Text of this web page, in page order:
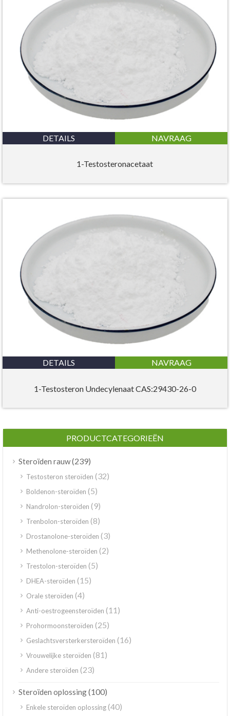
DETAILS NAVRAAG
1-Testosteronacetaat
DETAILS NAVRAAG
1-Testosteron Undecylenaat CAS:29430-26-0
PRODUCTCATEGORIEËN
Steroïden rauw(239)
Testosteron steroïden (32)
Boldenon-steroïden (5)
Nandrolon-steroïden (9)
Trenbolon-steroïden (8)
Drostanolone-steroïden (3)
Methenolone-steroïden (2)
Trestolon-steroïden (5)
DHEA-steroïden (15)
Orale steroïden (4)
Anti-oestrogeensteroïden (11)
Prohormoonsteroïden (25)
Geslachtsversterkersteroïden (16)
Vrouwelijke steroïden (81)
Andere steroïden (23)
Steroïden oplossing(100)
Enkele steroïden oplossing(40)